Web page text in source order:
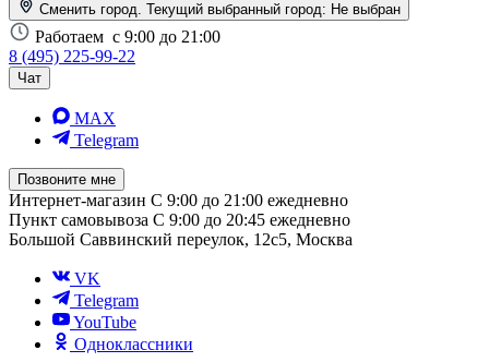
Сменить город. Текущий выбранный город: Не выбран
Работаем с 9:00 до 21:00
8 (495) 225-99-22
Чат
MAX
Telegram
Позвоните мне
Интернет-магазин С 9:00 до 21:00 ежедневно
Пункт самовывоза С 9:00 до 20:45 ежедневно
Большой Саввинский переулок, 12с5, Москва
VK
Telegram
YouTube
Одноклассники